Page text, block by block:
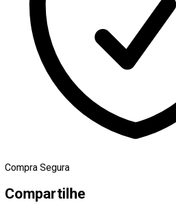
Compra Segura
Compartilhe